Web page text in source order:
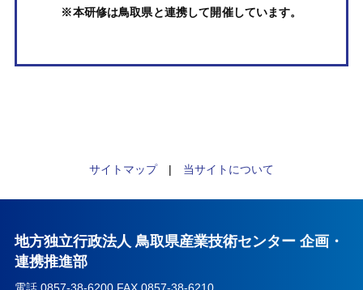
※本研修は鳥取県と連携して開催しています。
サイトマップ| 当サイトについて
地方独立行政法人 鳥取県産業技術センター 企画・
連携推進部